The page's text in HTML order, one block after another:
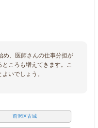
め、医師さんの仕事分担が
ところも増えてきます。こ
いでしょう。
前沢区古城